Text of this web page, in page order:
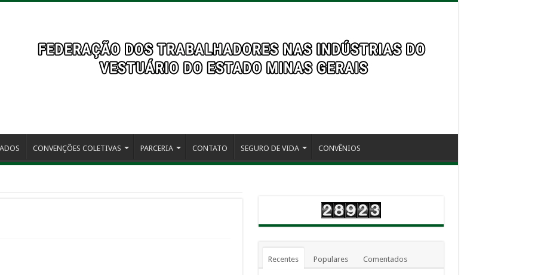
CONVENÇÕES COLETIVAS PARCERIA CONTATO SEGURO DE VIDA CONVÊNIOS
Recentes Populares Comentados